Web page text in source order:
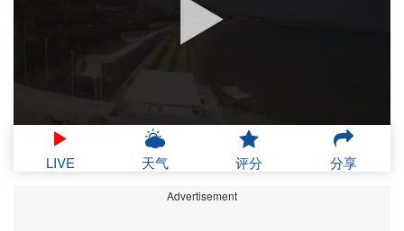
LIVE 天气 评分 分享
Advertisement